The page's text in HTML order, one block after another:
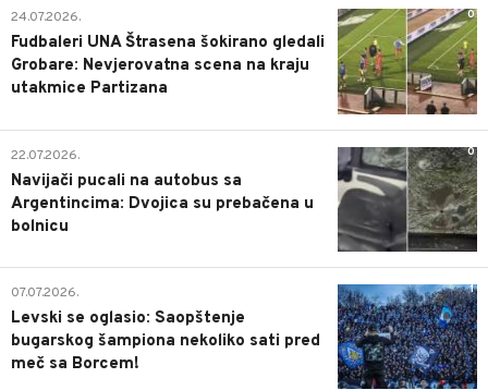
0
24.07.2026.
Fudbaleri UNA Štrasena šokirano gledali
Grobare: Nevjerovatna scena na kraju
utakmice Partizana
0
22.07.2026.
Navijači pucali na autobus sa
Argentincima: Dvojica su prebačena u
bolnicu
1
07.07.2026.
Levski se oglasio: Saopštenje
bugarskog šampiona nekoliko sati pred
meč sa Borcem!